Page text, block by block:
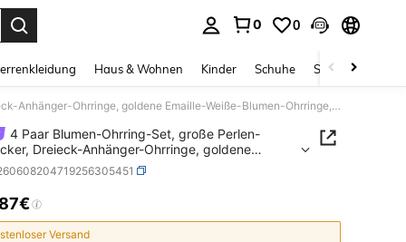
0 0
Haus & Wohnen Kinder Schuhe Schmuck &
4 Paar Blumen-Ohrring-Set, große Perlen-Ohrstecker, Dreieck-Anhänger-Ohrringe, goldene Emaille-Weiße-Blumen-Ohrringe, eleganter Blumenschmuck mit Blütenblatt-Struktur, Vintage-Ohrringe, geeignet für tägliches Pendeln, Partys, Hochzeiten, verschiedene Anlässe
4 Paar Blumen-Ohrring-Set, große Perlen-
Dreieck-Anhänger-Ohrringe, goldene
Weiße-Blumen-Ohrringe, eleganter
mit Blütenblatt-Struktur, Vintage-
geeignet für tägliches Pendeln, Partys,
verschiedene Anlässe
AND AVAILABILITY
Versand